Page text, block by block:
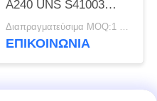
A240 UNS S41003
ανοξείδωτου Unility
Διαπραγματεύσιμα MOQ:1 τόνος
ΕΠΙΚΟΙΝΩΝΊΑ